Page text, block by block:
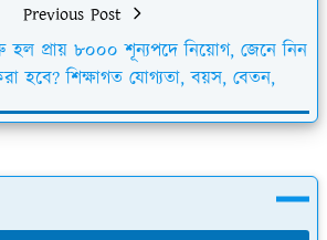
Previous Post
প্রায় ৮০০০ শূন্যপদে নিয়োগ, জেনে নিন
হবে? শিক্ষাগত যোগ্যতা, বয়স, বেতন,